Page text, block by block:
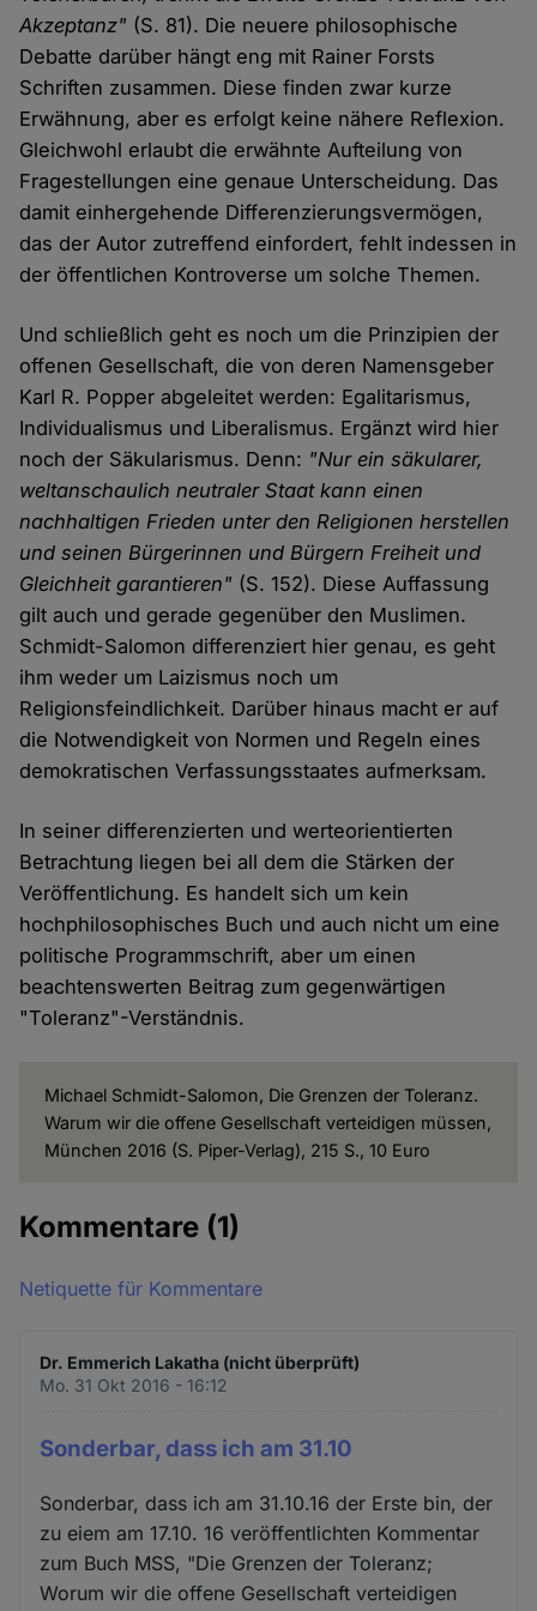
Akzeptanz" (S. 81). Die neuere philosophische
Debatte darüber hängt eng mit Rainer Forsts
Schriften zusammen. Diese finden zwar kurze
Erwähnung, aber es erfolgt keine nähere Reflexion.
Gleichwohl erlaubt die erwähnte Aufteilung von
Fragestellungen eine genaue Unterscheidung. Das
damit einhergehende Differenzierungsvermögen,
das der Autor zutreffend einfordert, fehlt indessen in
der öffentlichen Kontroverse um solche Themen.
Und schließlich geht es noch um die Prinzipien der
offenen Gesellschaft, die von deren Namensgeber
Karl R. Popper abgeleitet werden: Egalitarismus,
Individualismus und Liberalismus. Ergänzt wird hier
noch der Säkularismus. Denn: "Nur ein säkularer,
weltanschaulich neutraler Staat kann einen
nachhaltigen Frieden unter den Religionen herstellen
und seinen Bürgerinnen und Bürgern Freiheit und
Gleichheit garantieren" (S. 152). Diese Auffassung
gilt auch und gerade gegenüber den Muslimen.
Schmidt-Salomon differenziert hier genau, es geht
ihm weder um Laizismus noch um
Religionsfeindlichkeit. Darüber hinaus macht er auf
die Notwendigkeit von Normen und Regeln eines
demokratischen Verfassungsstaates aufmerksam.
In seiner differenzierten und werteorientierten
Betrachtung liegen bei all dem die Stärken der
Veröffentlichung. Es handelt sich um kein
hochphilosophisches Buch und auch nicht um eine
politische Programmschrift, aber um einen
beachtenswerten Beitrag zum gegenwärtigen
"Toleranz"-Verständnis.
Michael Schmidt-Salomon, Die Grenzen der Toleranz.
Warum wir die offene Gesellschaft verteidigen müssen,
München 2016 (S. Piper-Verlag), 215 S., 10 Euro
Kommentare (1)
Netiquette für Kommentare
Dr. Emmerich Lakatha (nicht überprüft)
Mo. 31 Okt 2016 - 16:12
Sonderbar, dass ich am 31.10
Sonderbar, dass ich am 31.10.16 der Erste bin, der
zu eiem am 17.10. 16 veröffentlichten Kommentar
zum Buch MSS, "Die Grenzen der Toleranz;
Worum wir die offene Gesellschaft verteidigen